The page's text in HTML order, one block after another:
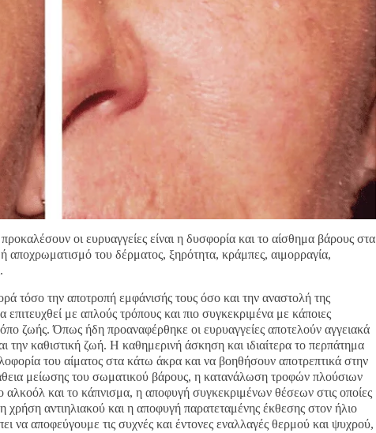
οι ευρυαγγείες είναι η δυσφορία και το αίσθημα βάρους στα
του δέρματος, ξηρότητα, κράμπες, αιμορραγία,
τόσο την αποτροπή εμφάνισής τους όσο και την αναστολή της
με απλούς τρόπους και πιο συγκεκριμένα με κάποιες
ζωής. Όπως ήδη προαναφέρθηκε οι ευρυαγγείες αποτελούν αγγειακά
καθιστική ζωή. Η καθημερινή άσκηση και ιδιαίτερα το περπάτημα
του αίματος στα κάτω άκρα και να βοηθήσουν αποτρεπτικά στην
μείωσης του σωματικού βάρους, η κατανάλωση τροφών πλούσιων
αλκοόλ και το κάπνισμα, η αποφυγή συγκεκριμένων θέσεων στις οποίες
αντιηλιακού και η αποφυγή παρατεταμένης έκθεσης στον ήλιο
αποφεύγουμε τις συχνές και έντονες εναλλαγές θερμού και ψυχρού,